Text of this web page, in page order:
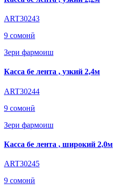
ART30243
9 сомонӣ
Зери фармоиш
Касса бе лента , узкий 2,4м
ART30244
9 сомонӣ
Зери фармоиш
Касса бе лента , широкий 2,0м
ART30245
9 сомонӣ